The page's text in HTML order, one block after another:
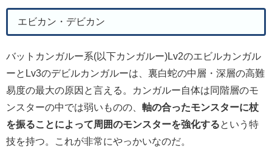
エビカン・デビカン
バットカンガルー系(以下カンガルー)Lv2のエビルカンガル
ーとLv3のデビルカンガルーは、裏白蛇の中層・深層の高難
易度の最大の原因と言える。カンガルー自体は同階層のモ
ンスターの中では弱いものの、 軸の合ったモンスターに杖
を振ることによって周囲のモンスターを強化するという特
技を持つ。これが非常にやっかいなのだ。